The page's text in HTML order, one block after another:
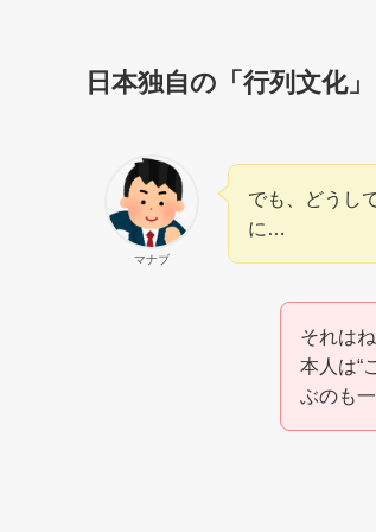
日本独自の「行列文化
マナブ
でも、どうし
に…
それは
本人は“
ぶのも